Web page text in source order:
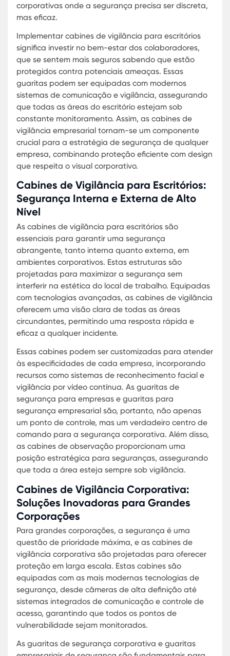
colaboradores e visitantes.
Guaritas de Vigilância: Proteção
Confiável para Ambientes
A implementação de guaritas de vigilância em
empresariais é uma estratégia eficaz para
a segurança global. Estas cabines de vigilância
equipadas com a mais recente tecnologia de
segurança, permitindo uma resposta rápida a
qualquer situação anormal. As guaritas de
segurança empresarial e guaritas de segurança
corporativa são particularmente importantes em
áreas de alto risco, onde a necessidade de
é constante.
As guaritas empresariais de segurança e
contra ameaças externas, mas também
um ambiente de trabalho mais seguro para
Com cabines de vigilância para empresas e
de vigilância para escritórios, os gestores podem
garantir que sua força de trabalho esteja
livre de preocupações com a segurança pessoal,
contribuindo assim para uma maior
um melhor ambiente corporativo.
Estas abordagens de segurança, que incluem
a instalação física de guaritas quanto a adoção
práticas rigorosas de segurança, são essenciais
qualquer empresa que valorize a integridade e a
tranquilidade no ambiente de trabalho.
Guaritas de Segurança Empresarial:
Proteção Personalizada para
e Indústrias
No ambiente corporativo contemporâneo, a
segurança se tornou um elemento crítico para a
proteção de ativos e pessoal. As guaritas de
segurança empresarial oferecem uma solução
robusta, projetadas especificamente para se
adaptarem às necessidades de diversas
escritórios. Com opções de guaritas de
para empresas e guaritas para segurança
empresarial, essas estruturas são fundamentais
controlar o acesso e monitorar atividades
garantindo um ambiente de trabalho seguro.
durabilidade, equipadas com tecnologia